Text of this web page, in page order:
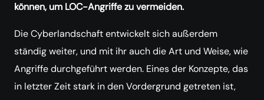
können, um LOC-Angriffe zu vermeiden.
Die Cyberlandschaft entwickelt sich außerdem
ständig weiter, und mit ihr auch die Art und Weise, wie
Angriffe durchgeführt werden. Eines der Konzepte, das
in letzter Zeit stark in den Vordergrund getreten ist,